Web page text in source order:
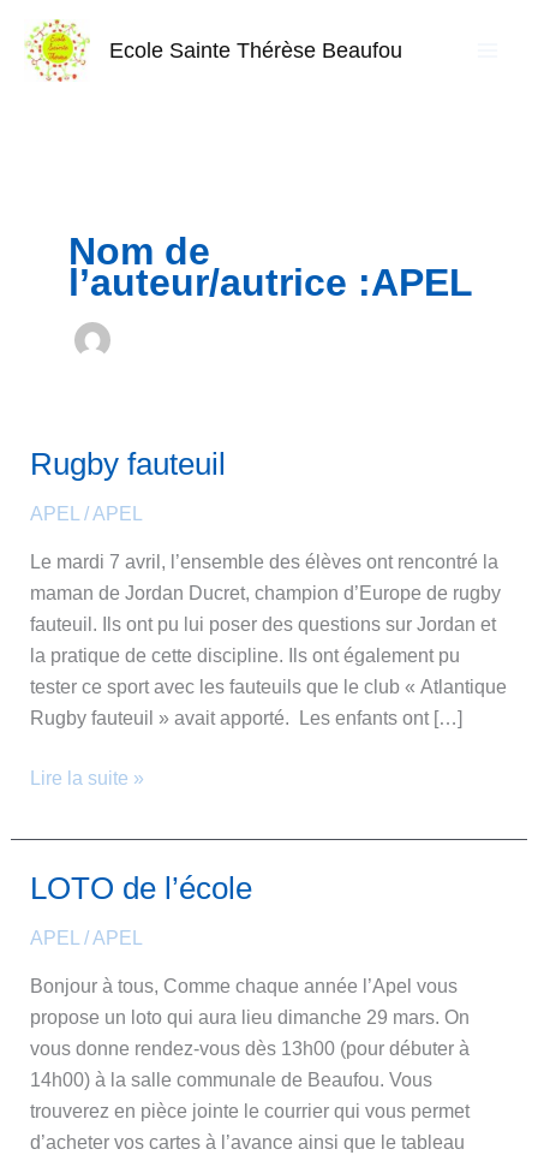
contenu
Ecole Sainte Thérèse Beaufou
Nom de
l’auteur/autrice :APEL
Rugby fauteuil
APEL /APEL
Le mardi 7 avril, l’ensemble des élèves ont rencontré la
maman de Jordan Ducret, champion d’Europe de rugby
fauteuil. Ils ont pu lui poser des questions sur Jordan et
la pratique de cette discipline. Ils ont également pu
tester ce sport avec les fauteuils que le club « Atlantique
Rugby fauteuil » avait apporté. Les enfants ont […]
Rugby
Lire la suite »
LOTO de l’école
APEL /APEL
Bonjour à tous, Comme chaque année l’Apel vous
propose un loto qui aura lieu dimanche 29 mars. On
vous donne rendez-vous dès 13h00 (pour débuter à
14h00) à la salle communale de Beaufou. Vous
trouverez en pièce jointe le courrier qui vous permet
d’acheter vos cartes à l’avance ainsi que le tableau
LOTO
l’école